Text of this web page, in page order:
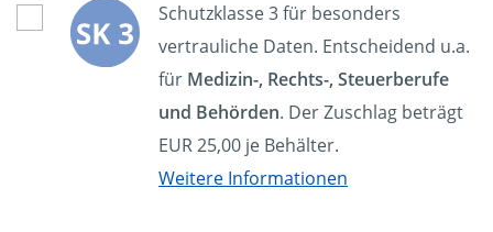
Schutzklasse 3 für besonders
vertrauliche Daten. Entscheidend u.a.
für Medizin-, Rechts-, Steuerberufe
und Behörden. Der Zuschlag beträgt
EUR 25,00 je Behälter.
Weitere Informationen